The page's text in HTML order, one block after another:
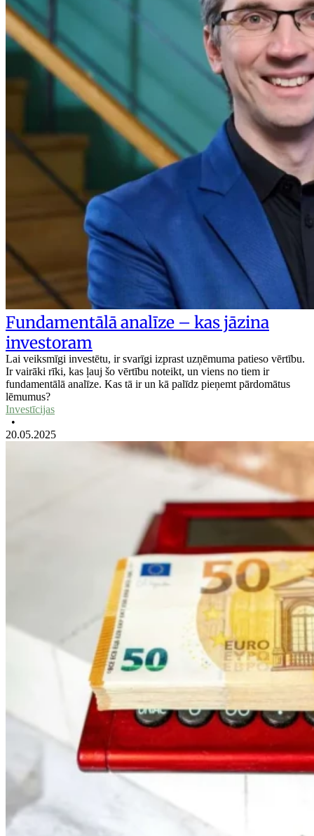
Fundamentālā analīze – kas jāzina
investoram
Lai veiksmīgi investētu, ir svarīgi izprast uzņēmuma patieso vērtību.
Ir vairāki rīki, kas ļauj šo vērtību noteikt, un viens no tiem ir
fundamentālā analīze. Kas tā ir un kā palīdz pieņemt pārdomātus
lēmumus?
Investīcijas
•
20.05.2025